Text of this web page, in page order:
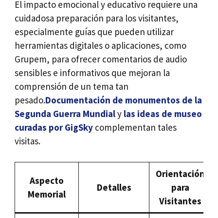
El impacto emocional y educativo requiere una
cuidadosa preparación para los visitantes,
especialmente guías que pueden utilizar
herramientas digitales o aplicaciones, como
Grupem, para ofrecer comentarios de audio
sensibles e informativos que mejoran la
comprensión de un tema tan
pesado.Documentación de monumentos de la
Segunda Guerra Mundialy las ideas de museo
curadas por GigSky complementan tales
visitas.
Aspecto
Memorial
Detalles
Orientación
para
Visitantes